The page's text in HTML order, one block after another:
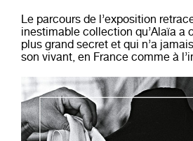
Le parcours de l’exposition
inestimable collection qu’Alaïa a
plus grand secret et qui n’a
son vivant, en France comme à